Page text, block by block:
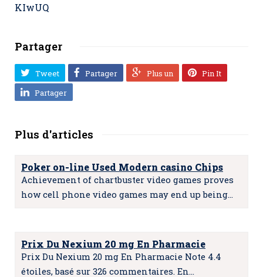
KIwUQ
Partager
Tweet Partager Plus un
Pin It
Partager
Plus d'articles
Poker on-line Used Modern casino Chips
Achievement of chartbuster video games proves
how cell phone video games may end up being…
Prix Du Nexium 20 mg En Pharmacie
Prix Du Nexium 20 mg En Pharmacie Note 4.4
étoiles, basé sur 326 commentaires. En…